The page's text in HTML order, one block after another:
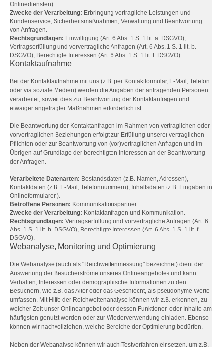
Onlinediensten).
Zwecke der Verarbeitung: Erbringung vertragliche Leistungen und
Kundenservice, Sicherheitsmaßnahmen, Verwaltung und Beantwortung
von Anfragen.
Rechtsgrundlagen: Einwilligung (Art. 6 Abs. 1 S. 1 lit. a. DSGVO),
Vertragserfüllung und vorvertragliche Anfragen (Art. 6 Abs. 1 S. 1 lit. b.
DSGVO), Berechtigte Interessen (Art. 6 Abs. 1 S. 1 lit. f. DSGVO).
Kontaktaufnahme
Bei der Kontaktaufnahme mit uns (z.B. per Kontaktformular, E-Mail, Telefon
oder via soziale Medien) werden die Angaben der anfragenden Personen
verarbeitet, soweit dies zur Beantwortung der Kontaktanfragen und
etwaiger angefragter Maßnahmen erforderlich ist.
Die Beantwortung der Kontaktanfragen im Rahmen von vertraglichen oder
vorvertraglichen Beziehungen erfolgt zur Erfüllung unserer vertraglichen
Pflichten oder zur Beantwortung von (vor)vertraglichen Anfragen und im
Übrigen auf Grundlage der berechtigten Interessen an der Beantwortung
der Anfragen.
Verarbeitete Datenarten: Bestandsdaten (z.B. Namen, Adressen),
Kontaktdaten (z.B. E-Mail, Telefonnummern), Inhaltsdaten (z.B. Eingaben in
Onlineformularen).
Betroffene Personen: Kommunikationspartner.
Zwecke der Verarbeitung: Kontaktanfragen und Kommunikation.
Rechtsgrundlagen: Vertragserfüllung und vorvertragliche Anfragen (Art. 6
Abs. 1 S. 1 lit. b. DSGVO), Berechtigte Interessen (Art. 6 Abs. 1 S. 1 lit. f.
DSGVO).
Webanalyse, Monitoring und Optimierung
Die Webanalyse (auch als "Reichweitenmessung" bezeichnet) dient der
Auswertung der Besucherströme unseres Onlineangebotes und kann
Verhalten, Interessen oder demographische Informationen zu den
Besuchern, wie z.B. das Alter oder das Geschlecht, als pseudonyme Werte
umfassen. Mit Hilfe der Reichweitenanalyse können wir z.B. erkennen, zu
welcher Zeit unser Onlineangebot oder dessen Funktionen oder Inhalte am
häufigsten genutzt werden oder zur Wiederverwendung einladen. Ebenso
können wir nachvollziehen, welche Bereiche der Optimierung bedürfen.
Neben der Webanalyse können wir auch Testverfahren einsetzen, um z.B.